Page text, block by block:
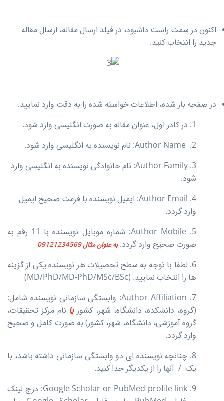
اکنون در سمت راست داشبود، در فیلد ارسال مقاله، ارسال مقاله
جدید را انتخاب کنید.
در صفحه باز شده، اطلاعات خواسته شده را به دقت وارد نمایید.
1. در کادر اول، عنوان مقاله به صورت انگلیسی وارد شود.
2. Author Name: نام نویسنده به انگلیسی وارد شود.
3. Author Family: نام خانوادگی نویسنده به انگلیسی وارد
شود.
4. Author Email: ایمیل نویسنده با فرمت صحیح ایمیل
وارد گردد.
5. Author Mobile: شماره موبایل نویسنده با 11 رقم به
صورت صحیح وارد گردد.به عنوان مثال 09121234569
6. لطفا با توجه به سطح تحصیلات هر نویسنده یکی از گزینه
ها را انتخاب نمایید. (MD/PhD/MD-PhD/MSc/BSc)
7. Author Affiliation: وابستگی سازمانی نویسنده شامل:
(گروه، دانشکده، دانشگاه، شهر، کشوریا نام مرکز تحقیقات،
گروه آموزشی، دانشگاه، شهر، کشور) به صورت کامل و صحیح
وارد گردد.
8. چنانچه نویسنده ای دو وابستگی سازمانی داشته باشد، با
یک / آنها را از یکدیگر جدا کنید.
9. Google Scholar or PubMed profile link: درج لینک